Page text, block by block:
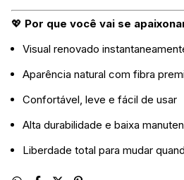
💖 Por que você vai se
Visual renovado
Aparência natural com fibra
Confortável, leve e fácil de usar
Alta durabilidade e baixa
Liberdade total para mudar